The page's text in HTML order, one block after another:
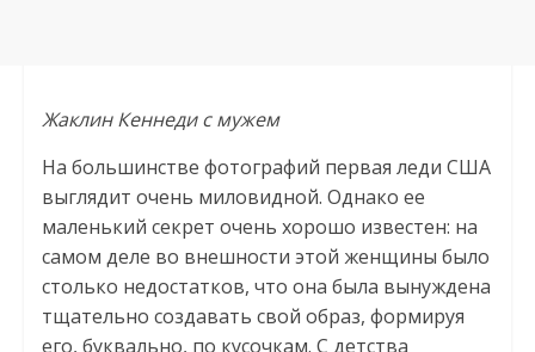
Жаклин Кеннеди с мужем
На большинстве фотографий первая леди США
выглядит очень миловидной. Однако ее
маленький секрет очень хорошо известен: на
самом деле во внешности этой женщины было
столько недостатков, что она была вынуждена
тщательно создавать свой образ, формируя
его, буквально, по кусочкам. С детства